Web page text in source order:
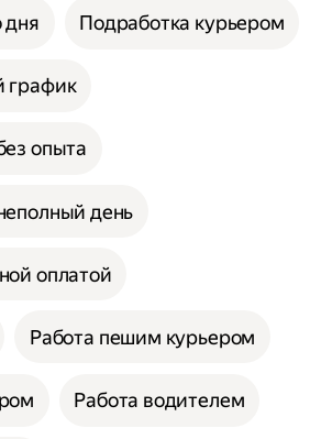
дня Подработка курьером
график
опыта
день
оплатой
Работа пешим курьером
Работа водителем